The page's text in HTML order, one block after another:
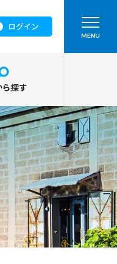
ログイン
MENU
探す